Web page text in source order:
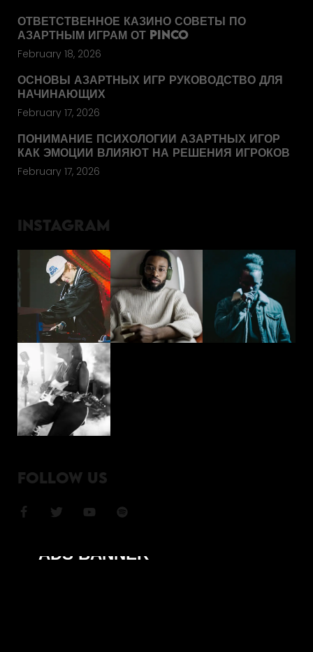
ОТВЕТСТВЕННОЕ КАЗИНО СОВЕТЫ ПО
АЗАРТНЫМ ИГРАМ ОТ PINCO
February 18, 2026
ОСНОВЫ АЗАРТНЫХ ИГР РУКОВОДСТВО ДЛЯ
НАЧИНАЮЩИХ
February 17, 2026
ПОНИМАНИЕ ПСИХОЛОГИИ АЗАРТНЫХ ИГОР
КАК ЭМОЦИИ ВЛИЯЮТ НА РЕШЕНИЯ ИГРОКОВ
February 17, 2026
INSTAGRAM
FOLLOW US
ADS BANNER